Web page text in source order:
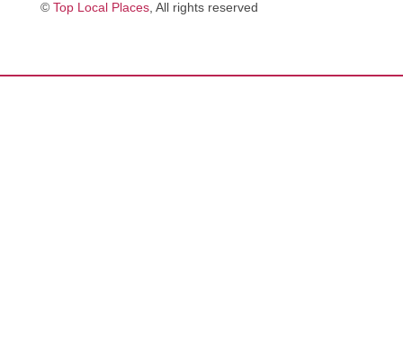
© Top Local Places, All rights reserved